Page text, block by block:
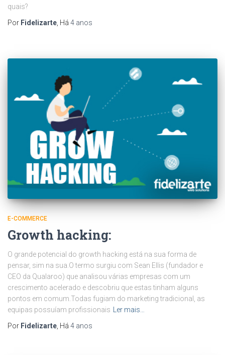
quais?
Por Fidelizarte , Há 4 anos
E-COMMERCE
Growth hacking:
O grande potencial do growth hacking está na sua forma de
pensar, sim na sua.O termo surgiu com Sean Ellis (fundador e
CEO da Qualaroo) que analisou várias empresas com um
crescimento acelerado e descobriu que estas tinham alguns
pontos em comum.Todas fugiam do marketing tradicional, as
equipas possuíam profissionais
Ler mais…
Por Fidelizarte , Há 4 anos